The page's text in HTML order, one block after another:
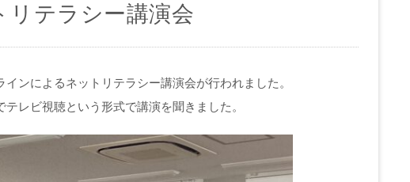
リテラシー講演会
ンによるネットリテラシー講演会が行われました。
レビ視聴という形式で講演を聞きました。